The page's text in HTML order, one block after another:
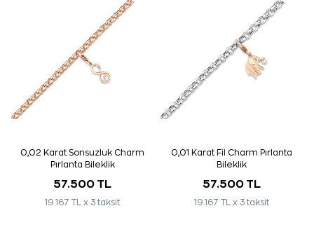
0,02 Karat Sonsuzluk Charm
Pırlanta Bileklik
57.500 TL
19.167 TL x 3 taksit
0,01 Karat Fil Charm Pırlanta
Bileklik
57.500 TL
19.167 TL x 3 taksit